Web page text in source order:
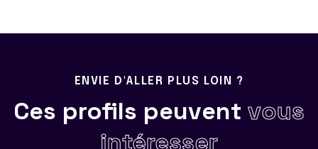
ENVIE D'ALLER PLUS LOIN ?
Ces profils peuvent vous
intéresser